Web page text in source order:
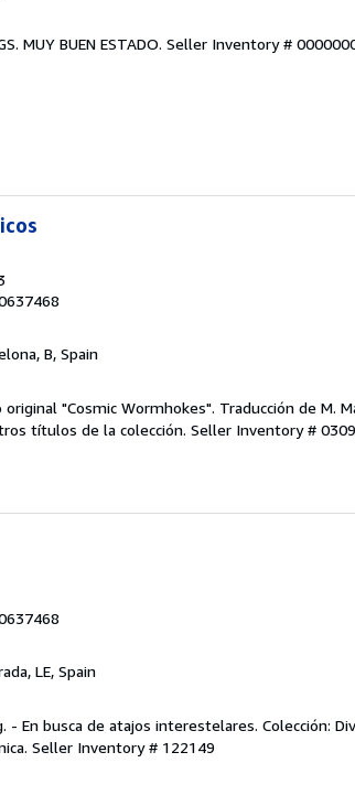
MUY BUEN ESTADO. Seller Inventory #
B, Spain
"Cosmic Wormhokes". Traducción de M.
títulos de la colección. Seller Inventory #
LE, Spain
- En busca de atajos interestelares. Colección:
Seller Inventory # 122149